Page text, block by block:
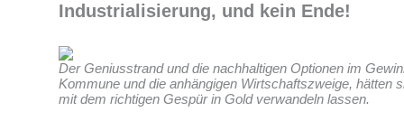
Industrialisierung, und kein Ende!
Der Geniusstrand und die nachhaltigen Optionen im
Kommune und die anhängigen Wirtschaftszweige, hätten
mit dem richtigen Gespür in Gold verwandeln lassen.